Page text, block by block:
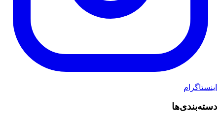
اینستاگرام
دسته‌بندی‌ها